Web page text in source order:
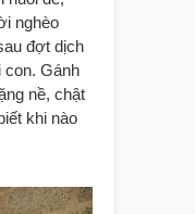
nghèo
đợt dịch
con. Gánh
nề, chật
khi nào